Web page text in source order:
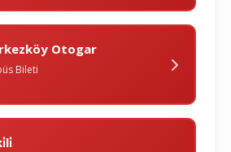
Otogar
Bileti